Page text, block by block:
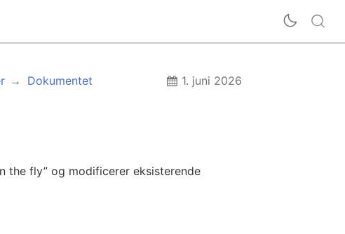
Dokumentet 1. juni 2026
the fly” og modificerer eksisterende